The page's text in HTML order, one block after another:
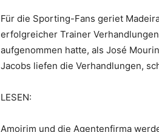
Für die Sporting-Fans geriet
erfolgreicher Trainer
aufgenommen hatte, als José
Jacobs liefen die Verhandlungen,
LESEN:
Amoirim und die Agentenfirma